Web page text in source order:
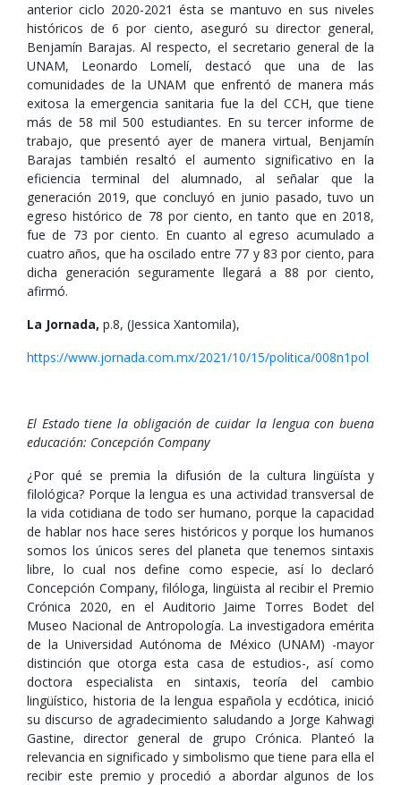
anterior ciclo 2020-2021 ésta se mantuvo en sus niveles
históricos de 6 por ciento, aseguró su director general,
Benjamín Barajas. Al respecto, el secretario general de la
UNAM, Leonardo Lomelí, destacó que una de las
comunidades de la UNAM que enfrentó de manera más
exitosa la emergencia sanitaria fue la del CCH, que tiene
más de 58 mil 500 estudiantes. En su tercer informe de
trabajo, que presentó ayer de manera virtual, Benjamín
Barajas también resaltó el aumento significativo en la
eficiencia terminal del alumnado, al señalar que la
generación 2019, que concluyó en junio pasado, tuvo un
egreso histórico de 78 por ciento, en tanto que en 2018,
fue de 73 por ciento. En cuanto al egreso acumulado a
cuatro años, que ha oscilado entre 77 y 83 por ciento, para
dicha generación seguramente llegará a 88 por ciento,
afirmó.
La Jornada, p.8, (Jessica Xantomila),
https://www.jornada.com.mx/2021/10/15/politica/008n1pol
El Estado tiene la obligación de cuidar la lengua con buena
educación: Concepción Company
¿Por qué se premia la difusión de la cultura lingüísta y
filológica? Porque la lengua es una actividad transversal de
la vida cotidiana de todo ser humano, porque la capacidad
de hablar nos hace seres históricos y porque los humanos
somos los únicos seres del planeta que tenemos sintaxis
libre, lo cual nos define como especie, así lo declaró
Concepción Company, filóloga, lingüista al recibir el Premio
Crónica 2020, en el Auditorio Jaime Torres Bodet del
Museo Nacional de Antropología. La investigadora emérita
de la Universidad Autónoma de México (UNAM) -mayor
distinción que otorga esta casa de estudios-, así como
doctora especialista en sintaxis, teoría del cambio
lingüístico, historia de la lengua española y ecdótica, inició
su discurso de agradecimiento saludando a Jorge Kahwagi
Gastine, director general de grupo Crónica. Planteó la
relevancia en significado y simbolismo que tiene para ella el
recibir este premio y procedió a abordar algunos de los